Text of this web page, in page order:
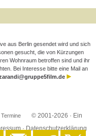
aus Berlin gesendet wird und sich
gesucht, die von Kürzungen
Wohnraum betroffen sind und ihr
Bei Interesse bitte eine Mail an
Termine
© 2001-2026 · Ein
·Datenschutzerklärung